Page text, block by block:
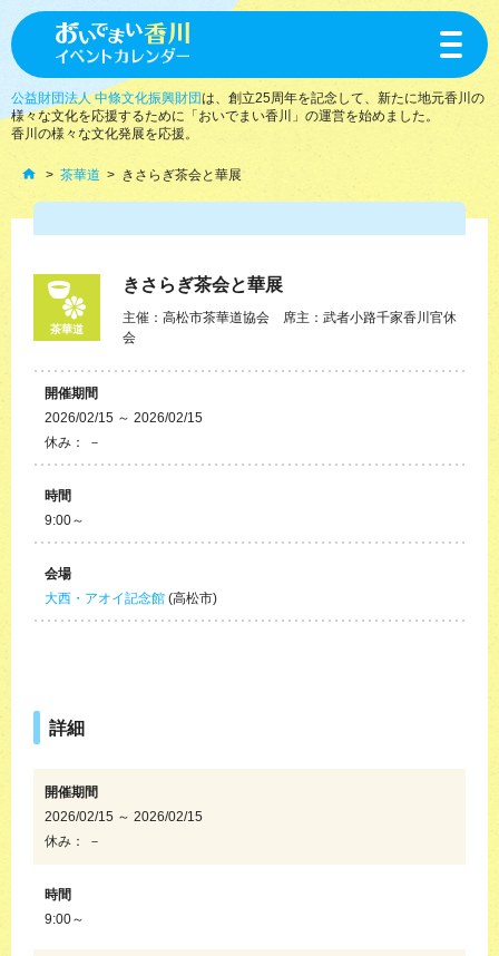
toggle
公益財団法人 中條文化振興財団は、創立25周年を記念して、新たに地元香川の
様々な文化を応援するために「おいでまい香川」の運営を始めました。
香川の様々な文化発展を応援。
茶華道 きさらぎ茶会と華展
茶華道
きさらぎ茶会と華展
主催：高松市茶華道協会 席主：武者小路千家香川官休
会
開催期間
2026/02/15 ～ 2026/02/15
休み： －
時間
9:00～
会場
大西・アオイ記念館 (高松市)
詳細
開催期間
2026/02/15 ～ 2026/02/15
休み： －
時間
9:00～